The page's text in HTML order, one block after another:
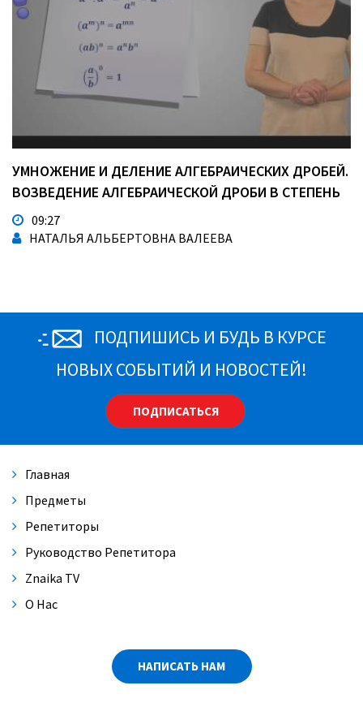
УМНОЖЕНИЕ И ДЕЛЕНИЕ АЛГЕБРАИЧЕСКИХ ДРОБЕЙ.
ВОЗВЕДЕНИЕ АЛГЕБРАИЧЕСКОЙ ДРОБИ В СТЕПЕНЬ
09:27
НАТАЛЬЯ АЛЬБЕРТОВНА ВАЛЕЕВА
ПОДПИШИСЬ И БУДЬ В КУРСЕ
НОВЫХ СОБЫТИЙ И НОВОСТЕЙ!
ПОДПИСАТЬСЯ
Главная
Предметы
Репетиторы
Руководство Репетитора
Znaika TV
О Нас
НАПИСАТЬ НАМ